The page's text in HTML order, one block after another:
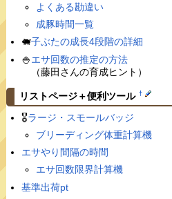
よくある勘違い
成豚時間一覧
🐖子ぶたの成長4段階の詳細
🍚エサ回数の推定の方法
（藤田さんの育成ヒント）
リストページ＋便利ツール †
🎖ラージ・スモールバッジ
ブリーディング体重計算機
エサやり間隔の時間
エサ回数限界計算機
基準出荷pt